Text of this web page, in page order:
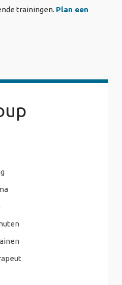
trainingen. Plan een